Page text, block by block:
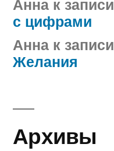
с цифрами
Анна к записи
Желания
Архивы